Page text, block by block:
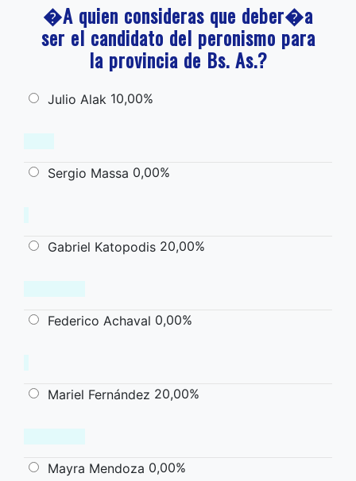
�A quien consideras que deber�a
ser el candidato del peronismo para
la provincia de Bs. As.?
Julio Alak 10,00%
Sergio Massa 0,00%
Gabriel Katopodis 20,00%
Federico Achaval 0,00%
Mariel Fernández 20,00%
Mayra Mendoza 0,00%